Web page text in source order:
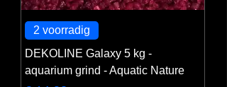
2 voorradig
DEKOLINE Galaxy 5 kg -
aquarium grind - Aquatic Nature